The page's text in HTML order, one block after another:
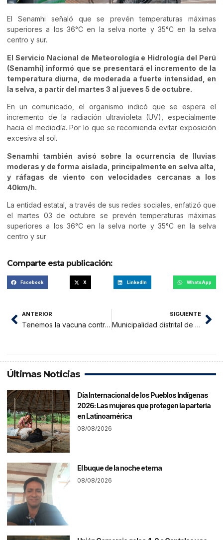
El Senamhi señaló que se prevén temperaturas máximas
superiores a los 36°C en la selva norte y 35°C en la selva
centro y sur.
El Servicio Nacional de Meteorología e Hidrología del Perú
(Senamhi) informó que se presentará el incremento de la
temperatura diurna, de moderada a fuerte intensidad, en
la selva, a partir del martes 3 al jueves 5 de octubre.
En un comunicado, el organismo indicó que se espera el
incremento de la radiación ultravioleta (UV), especialmente
hacia el mediodía. Por lo que se recomienda evitar exposición
excesiva al sol.
Senamhi también avisó sobre la ocurrencia de lluvias
moderas y de forma aislada, principalmente en selva alta,
y ráfagas de viento con velocidades cercanas a los
40km/h.
La entidad estatal, a través de sus redes sociales, enfatizó que
el martes 03 de octubre se prevén temperaturas máximas
superiores a los 36°C en la selva norte y 35°C en la selva
centro y sur
Comparte esta publicación:
Facebook X LinkedIn WhatsApp
ANTERIOR
Tenemos la vacuna contra la explosión política debemos exigir que se aplique.
SIGUIENTE
Municipalidad distrital de San Martín de Alao habría direccionado proceso para contratación de obra
Últimas Noticias
Día Internacional de los Pueblos Indígenas
2026: Las mujeres que protegen la partería
en Latinoamérica
08/08/2026
El buque de la noche eterna
08/08/2026